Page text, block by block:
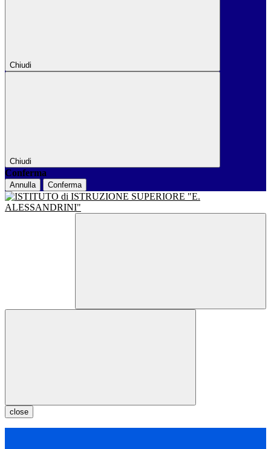
Chiudi
Chiudi
Conferma
Annulla Conferma
close